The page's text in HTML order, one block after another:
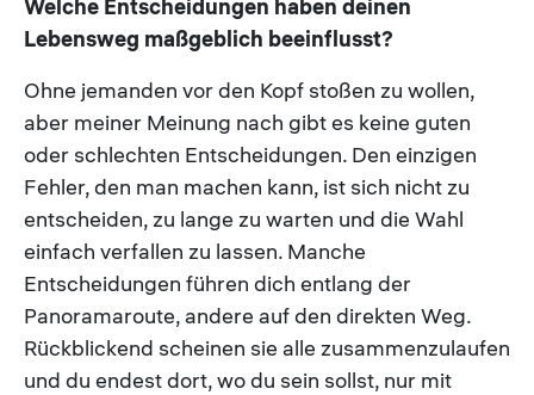
Welche Entscheidungen haben deinen
Lebensweg maßgeblich beeinflusst?
Ohne jemanden vor den Kopf stoßen zu wollen,
aber meiner Meinung nach gibt es keine guten
oder schlechten Entscheidungen. Den einzigen
Fehler, den man machen kann, ist sich nicht zu
entscheiden, zu lange zu warten und die Wahl
einfach verfallen zu lassen. Manche
Entscheidungen führen dich entlang der
Panoramaroute, andere auf den direkten Weg.
Rückblickend scheinen sie alle zusammenzulaufen
und du endest dort, wo du sein sollst, nur mit